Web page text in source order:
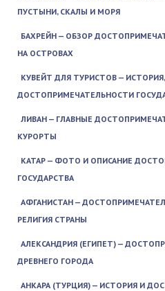
ПУСТЫНИ, СКАЛЫ И МОРЯ
БАХРЕЙН — ОБЗОР
НА ОСТРОВАХ
КУВЕЙТ ДЛЯ ТУРИСТОВ —
ДОСТОПРИМЕЧАТЕЛЬНОСТИ
ЛИВАН — ГЛАВНЫЕ
КУРОРТЫ
КАТАР — ФОТО И ОПИСАНИЕ
ГОСУДАРСТВА
АФГАНИСТАН —
РЕЛИГИЯ СТРАНЫ
АЛЕКСАНДРИЯ (ЕГИПЕТ) —
ДРЕВНЕГО ГОРОДА
АНКАРА (ТУРЦИЯ) — ИСТОРИЯ И